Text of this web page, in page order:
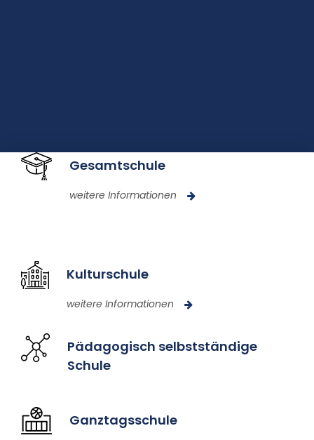
Gesamtschule
weitere Informationen
Kulturschule
weitere Informationen
Pädagogisch selbstständige
Schule
Ganztagsschule